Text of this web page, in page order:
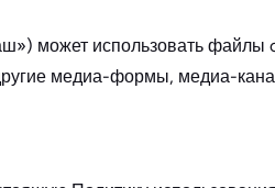
может использовать
медиа-формы, медиа-